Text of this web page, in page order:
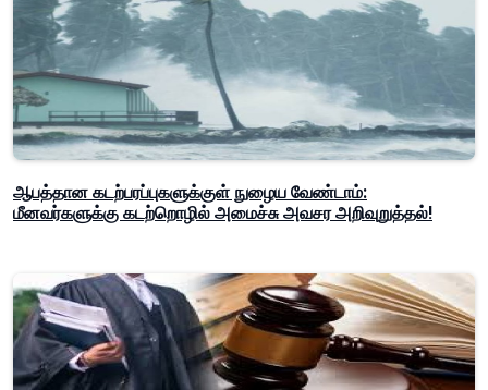
ஆபத்தான கடற்பரப்புகளுக்குள் நுழைய வேண்டாம்:
மீனவர்களுக்கு கடற்றொழில் அமைச்சு அவசர அறிவுறுத்தல்!